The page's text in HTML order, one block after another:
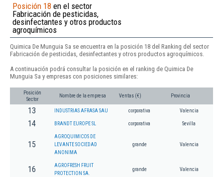
Posición 18 en el sector
Fabricación de pesticidas,
desinfectantes y otros productos
agroquímicos
Quimica De Munguia Sa se encuentra en la posición 18 del Ranking del sector
Fabricación de pesticidas, desinfectantes y otros productos agroquímicos.
A continuación podrá consultar la posición en el ranking de Quimica De
Munguia Sa y empresas con posiciones similares:
Posición
Sector
Nombre de la empresa Ventas (€) Provincia
13 INDUSTRIAS AFRASA SAU corporativa Valencia
14 BRANDT EUROPE SL corporativa Sevilla
15
AGROQUIMICOS DE
LEVANTE SOCIEDAD
ANONIMA
grande Valencia
16
AGROFRESH FRUIT
PROTECTION SA.
grande Valencia